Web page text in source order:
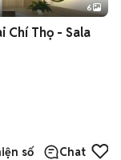
+2
6
Chí Thọ - Sala
số Chat